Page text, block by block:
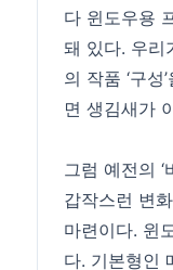
다 윈도우용
돼 있다. 우리
의 작품 ‘구
면 생김새가
그럼 예전의
갑작스런 변
마련이다. 윈
다. 기본형인